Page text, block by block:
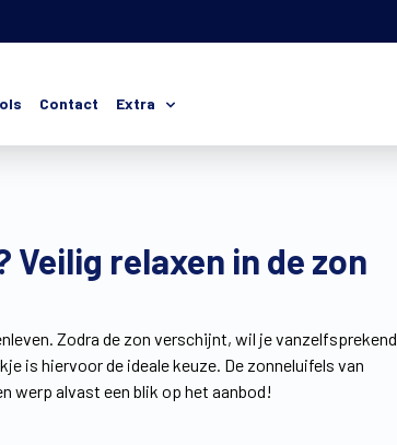
Contact Extra
Veilig relaxen in de zon
Zodra de zon verschijnt, wil je vanzelfsprekend
is hiervoor de ideale keuze. De zonneluifels van
werp alvast een blik op het aanbod!